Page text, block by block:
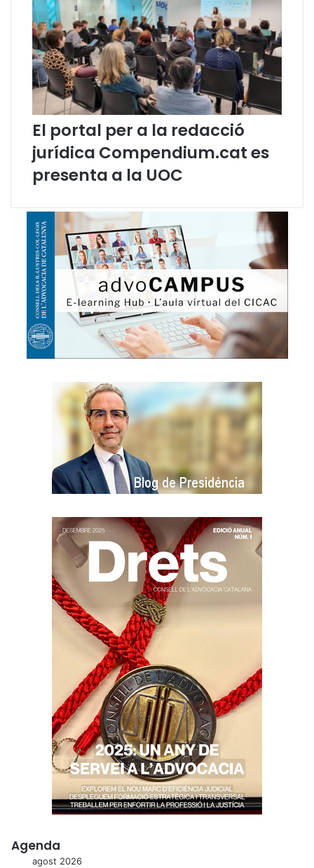
a
U
E
?
El portal per a la redacció
jurídica Compendium.cat es
presenta a la UOC
Agenda
agost 2026